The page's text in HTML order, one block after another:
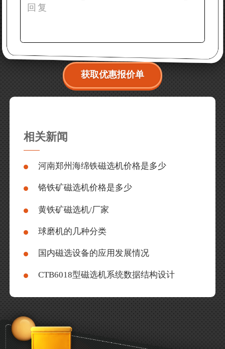
获取优惠报价单
相关新闻
河南郑州海绵铁磁选机价格是多少
铬铁矿磁选机价格是多少
黄铁矿磁选机/厂家
球磨机的几种分类
国内磁选设备的应用发展情况
CTB6018型磁选机系统数据结构设计